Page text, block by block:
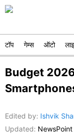
टॉप गेम्स ऑटो
Budget 2026:
Edited by: Ishvik
Updated: NewsPoint